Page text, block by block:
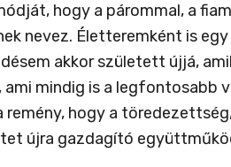
hogy a párommal, a
nevez. Életteremként is
akkor született újjá,
mindig is a legfontosabb
hogy a
újra gazdagító